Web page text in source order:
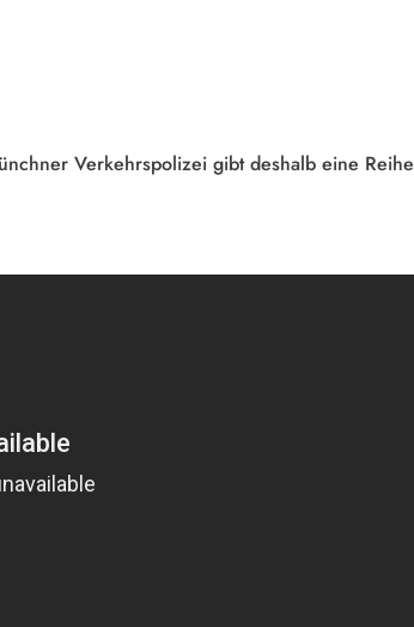
Verkehrspolizei gibt deshalb eine Reihe